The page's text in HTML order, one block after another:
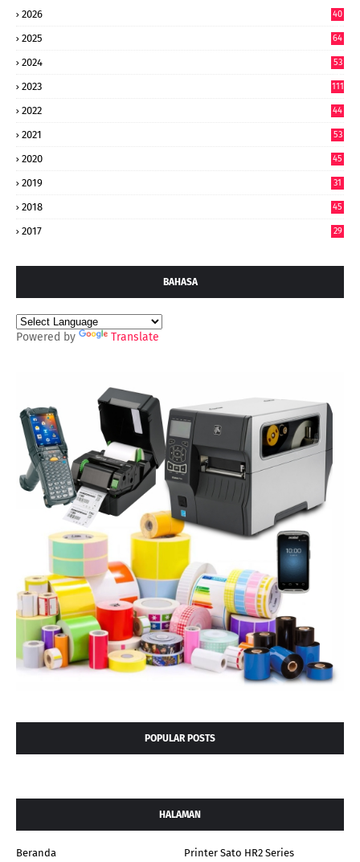
2026
40
2025
64
2024
53
2023 111
2022
44
2021 53
2020 45
2019 31
2018 45
2017 29
BAHASA
Powered by Translate
POPULAR POSTS
HALAMAN
Beranda
Printer Sato HR2 Series